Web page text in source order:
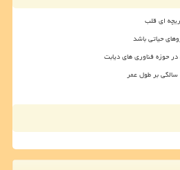
ای قلب
حیاتی باشد
حوزه فناوری های دیابت